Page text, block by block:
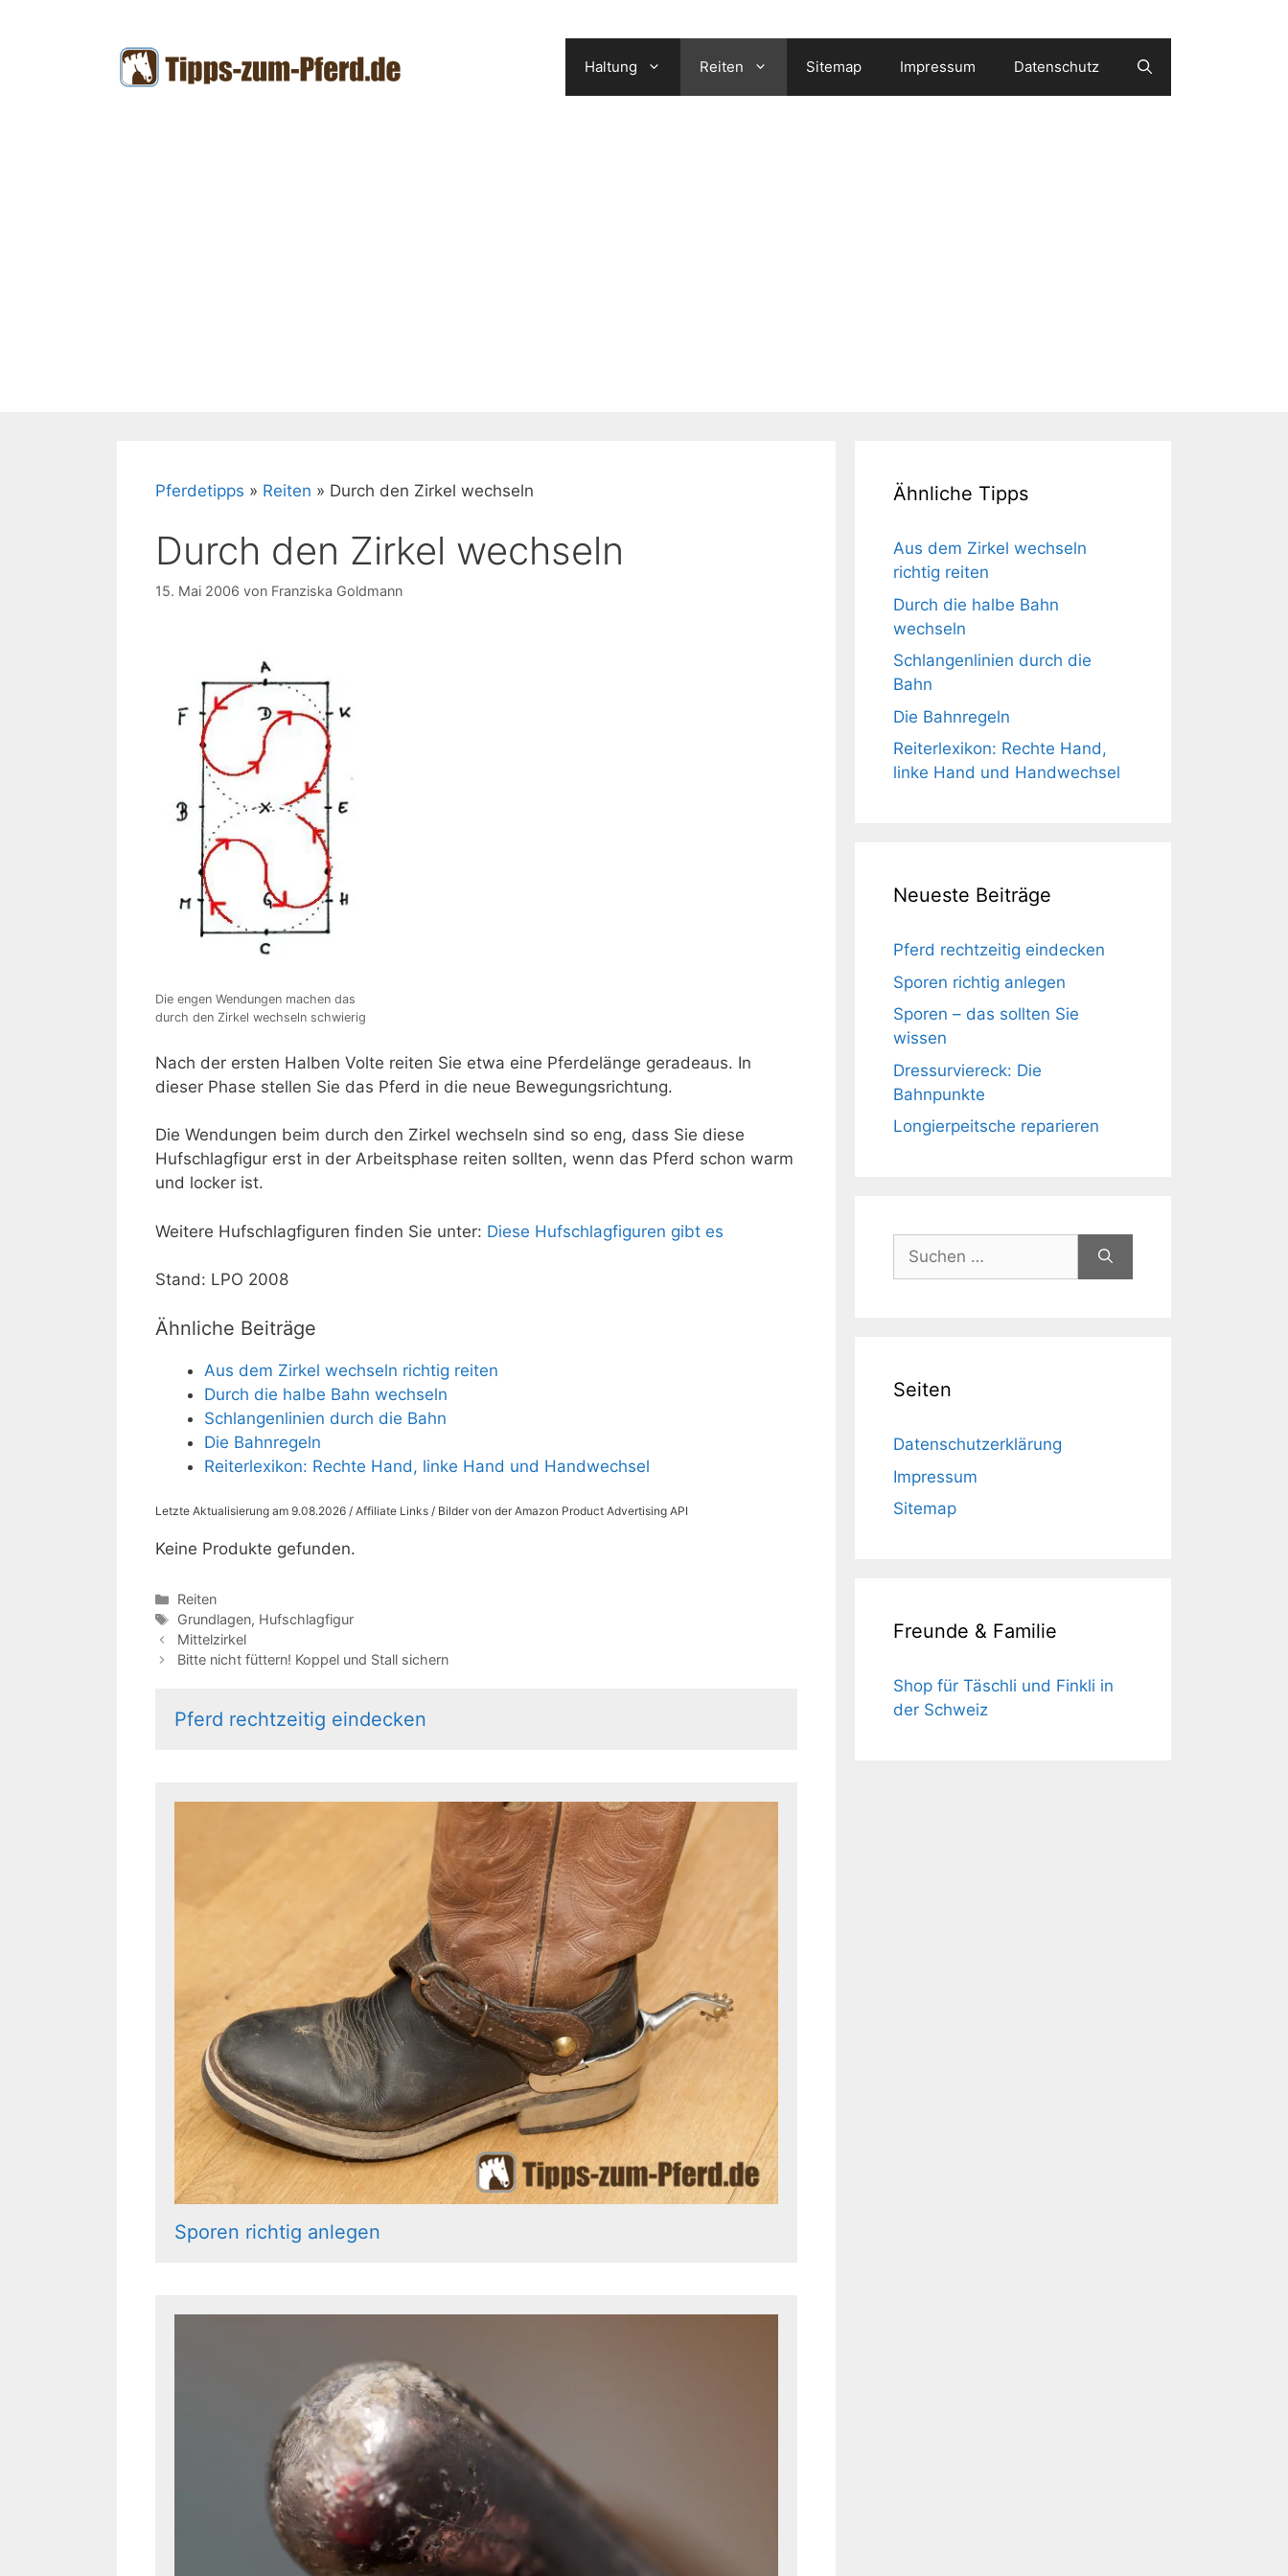
Haltung Reiten Sitemap Impressum Datenschutz
Pferdetipps » Reiten » Durch den Zirkel wechseln
Durch den Zirkel wechseln
15. Mai 2006 von Franziska Goldmann
Die engen Wendungen machen das
durch den Zirkel wechseln schwierig
Nach der ersten Halben Volte reiten Sie etwa eine Pferdelänge geradeaus. In
dieser Phase stellen Sie das Pferd in die neue Bewegungsrichtung.
Die Wendungen beim durch den Zirkel wechseln sind so eng, dass Sie diese
Hufschlagfigur erst in der Arbeitsphase reiten sollten, wenn das Pferd schon warm
und locker ist.
Weitere Hufschlagfiguren finden Sie unter: Diese Hufschlagfiguren gibt es
Stand: LPO 2008
Ähnliche Beiträge
Aus dem Zirkel wechseln richtig reiten
Durch die halbe Bahn wechseln
Schlangenlinien durch die Bahn
Die Bahnregeln
Reiterlexikon: Rechte Hand, linke Hand und Handwechsel
Letzte Aktualisierung am 9.08.2026 / Affiliate Links / Bilder von der Amazon Product Advertising API
Keine Produkte gefunden.
Kategorien
Reiten
Schlagwörter
Grundlagen, Hufschlagfigur
Mittelzirkel
Bitte nicht füttern! Koppel und Stall sichern
Pferd rechtzeitig eindecken
Sporen richtig anlegen
Ähnliche Tipps
Aus dem Zirkel wechseln
richtig reiten
Durch die halbe Bahn
wechseln
Schlangenlinien durch die
Bahn
Die Bahnregeln
Reiterlexikon: Rechte Hand,
linke Hand und Handwechsel
Neueste Beiträge
Pferd rechtzeitig eindecken
Sporen richtig anlegen
Sporen – das sollten Sie
wissen
Dressurviereck: Die
Bahnpunkte
Longierpeitsche reparieren
Suchen
nach:
Seiten
Datenschutzerklärung
Impressum
Sitemap
Freunde & Familie
Shop für Täschli und Finkli in
der Schweiz